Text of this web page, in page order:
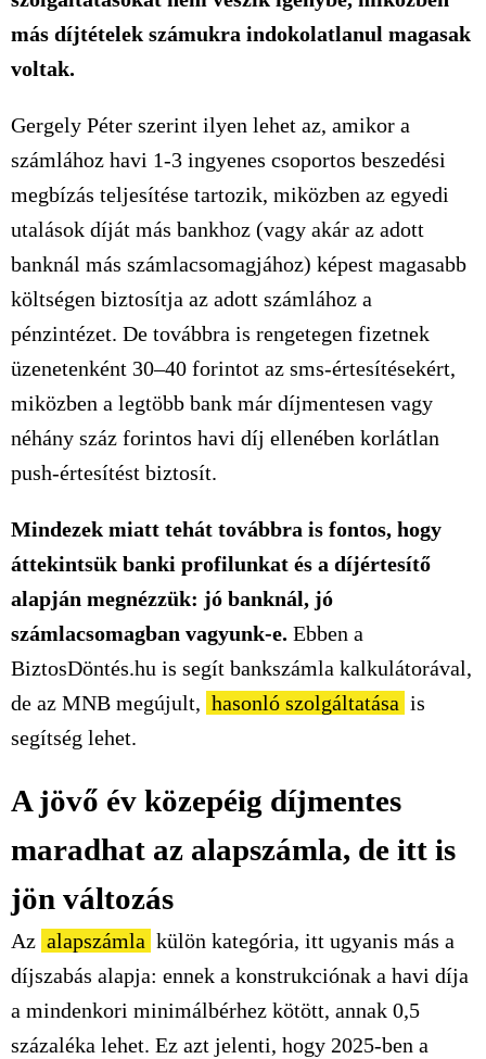
más díjtételek számukra indokolatlanul magasak
voltak.
Gergely Péter szerint ilyen lehet az, amikor a
számlához havi 1-3 ingyenes csoportos beszedési
megbízás teljesítése tartozik, miközben az egyedi
utalások díját más bankhoz (vagy akár az adott
banknál más számlacsomagjához) képest magasabb
költségen biztosítja az adott számlához a
pénzintézet. De továbbra is rengetegen fizetnek
üzenetenként 30–40 forintot az sms-értesítésekért,
miközben a legtöbb bank már díjmentesen vagy
néhány száz forintos havi díj ellenében korlátlan
push-értesítést biztosít.
Mindezek miatt tehát továbbra is fontos, hogy
áttekintsük banki profilunkat és a díjértesítő
alapján megnézzük: jó banknál, jó
számlacsomagban vagyunk-e. Ebben a
BiztosDöntés.hu is segít bankszámla kalkulátorával,
de az MNB megújult, hasonló szolgáltatása is
segítség lehet.
A jövő év közepéig díjmentes
maradhat az alapszámla, de itt is
jön változás
Az alapszámla külön kategória, itt ugyanis más a
díjszabás alapja: ennek a konstrukciónak a havi díja
a mindenkori minimálbérhez kötött, annak 0,5
százaléka lehet. Ez azt jelenti, hogy 2025-ben a